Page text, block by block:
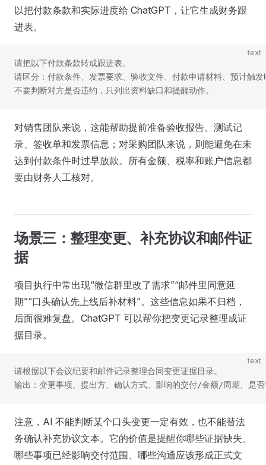
以把付款条款和实际进度给 ChatGPT，让它生成财务跟
进表。
text
请把以下付款条款转成跟进表。
请区分：付款条件、发票要求、验收文件、付款申请材料、预计触
不要判断对方是否违约，只列出资料缺口和提醒动作。
对销售团队来说，这能帮助提前准备验收报告、测试记
录、签收单和发票信息；对采购团队来说，则能避免在未
达到付款条件时过早放款。所有金额、税率和账户信息都
要由财务人工核对。
场景三：整理变更、补充协议和邮件证
据
项目执行中常出现“微信群里改了需求”“邮件里同意延
期”“口头确认先上线后补材料”。这些信息如果不归档，
后面很难复盘。ChatGPT 可以帮你把变更记录整理成证
据目录。
text
请根据以下会议纪要和邮件记录整理合同变更证据目录。
输出：变更事项、提出方、确认方式、影响的交付/金额/周期、是
注意，AI 不能判断某个口头变更一定有效，也不能替法
务确认补充协议文本。它的价值是提醒你哪些证据缺失、
哪些事项已经影响交付范围、哪些沟通应该形成正式文